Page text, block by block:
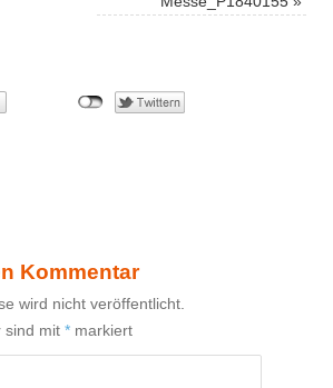
Kommentar
wird nicht veröffentlicht.
sind mit * markiert